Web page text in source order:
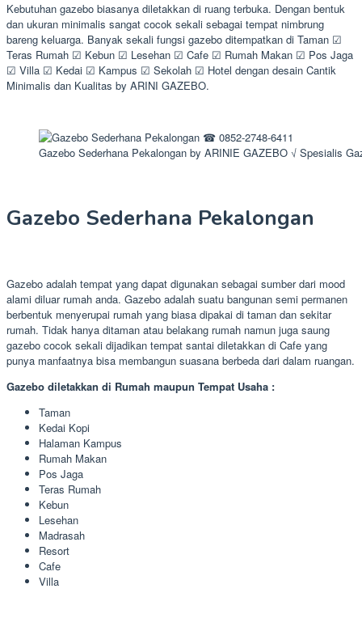
Kebutuhan gazebo biasanya diletakkan di ruang terbuka. Dengan bentuk
dan ukuran minimalis sangat cocok sekali sebagai tempat nimbrung
bareng keluarga. Banyak sekali fungsi gazebo ditempatkan di Taman ☑
Teras Rumah ☑ Kebun ☑ Lesehan ☑ Cafe ☑ Rumah Makan ☑ Pos Jaga
☑ Villa ☑ Kedai ☑ Kampus ☑ Sekolah ☑ Hotel dengan desain Cantik
Minimalis dan Kualitas by ARINI GAZEBO.
Gazebo Sederhana Pekalongan by ARINIE GAZEBO √ Spesialis
Gazebo Sederhana Pekalongan
Gazebo adalah tempat yang dapat digunakan sebagai sumber dari mood
alami diluar rumah anda. Gazebo adalah suatu bangunan semi permanen
berbentuk menyerupai rumah yang biasa dipakai di taman dan sekitar
rumah. Tidak hanya ditaman atau belakang rumah namun juga saung
gazebo cocok sekali dijadikan tempat santai diletakkan di Cafe yang
punya manfaatnya bisa membangun suasana berbeda dari dalam ruangan.
Gazebo diletakkan di Rumah maupun Tempat Usaha :
Taman
Kedai Kopi
Halaman Kampus
Rumah Makan
Pos Jaga
Teras Rumah
Kebun
Lesehan
Madrasah
Resort
Cafe
Villa